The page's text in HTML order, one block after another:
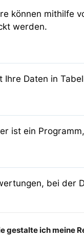
können mithilfe
werden.
Ihre Daten in
ist ein
bei der
gestalte ich meine